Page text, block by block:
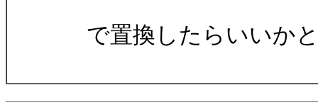
で置換したらいいか